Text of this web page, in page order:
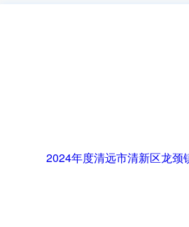
2024年度清远市清新区龙颈